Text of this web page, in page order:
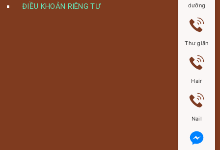
ĐIỀU KHOẢN RIÊNG TƯ
dưỡng
Thư giãn
Hair
Nail